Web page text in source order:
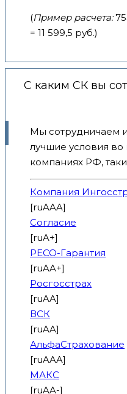
(Пример расчета:
= 11 599,5 руб.)
С каким СК вы
Мы сотрудничаем
лучшие условия во
компаниях РФ,
Компания
[ruAAA]
Согласие
[ruA+]
РЕСО-Гарантия
[ruAA+]
Росгосстрах
[ruAA]
ВСК
[ruAA]
АльфаСтрахование
[ruAAA]
МАКС
[ruAA-]